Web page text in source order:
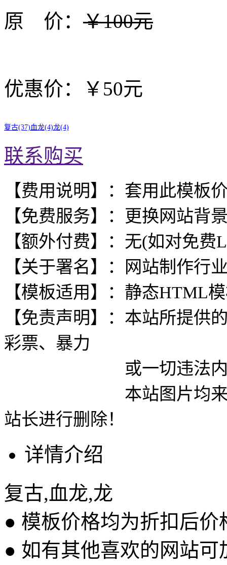
原 价： ￥100元
优惠价：￥50元
复古(37) 血龙(4)龙(4)
联系购买
【费用说明】：套用此模板
【免费服务】：更换网站背
【额外付费】：无(如对免
【关于署名】：网站制作行
【模板适用】：静态HTML
【免责声明】：本站所提供
彩票、暴力
或一切违法内容使用
本站图片均来自网络
站长进行删除！
详情介绍
复古,血龙,龙
● 模板价格均为折扣后
● 如有其他喜欢的网站可